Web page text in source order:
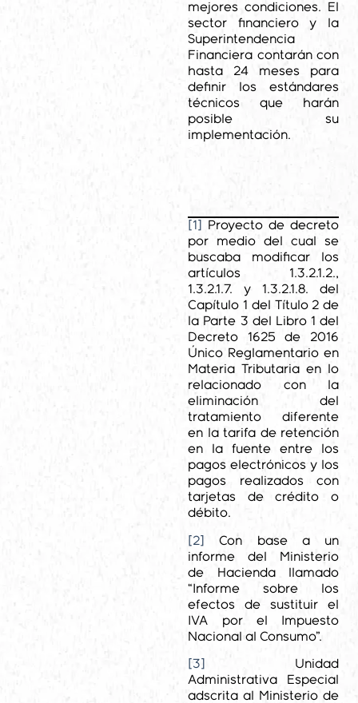
mejores condiciones. El
sector financiero y la
Superintendencia
Financiera contarán con
hasta 24 meses para
definir los estándares
técnicos que harán
posible su
implementación.
[1]
Proyecto de decreto
por medio del cual se
buscaba modificar los
artículos 1.3.2.1.2.,
1.3.2.1.7. y 1.3.2.1.8. del
Capítulo 1 del Título 2 de
la Parte 3 del Libro 1 del
Decreto 1625 de 2016
Único Reglamentario en
Materia Tributaria en lo
relacionado con la
eliminación del
tratamiento diferente
en la tarifa de retención
en la fuente entre los
pagos electrónicos y los
pagos realizados con
tarjetas de crédito o
débito.
[2]
Con base a un
informe del Ministerio
de Hacienda llamado
“Informe sobre los
efectos de sustituir el
IVA por el Impuesto
Nacional al Consumo”.
[3]
Unidad
Administrativa Especial
adscrita al Ministerio de